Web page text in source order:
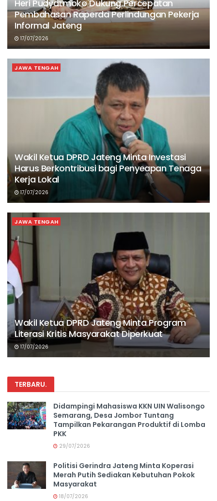
Heri Pudyatmoko Dukung Percepatan
Pembahasan Raperda Perlindungan Pekerja
Informal Jateng
17/07/2026
JAWA TENGAH
Wakil Ketua DPRD Jateng Minta Investasi
Harus Berkontribusi bagi Penyeapan Tenaga
Kerja Lokal
17/07/2026
JAWA TENGAH
Wakil Ketua DPRD Jateng Minta Program
Literasi Kritis Masyarakat Diperkuat
17/07/2026
TERBARU.
Didampingi Mahasiswa KKN UIN Walisongo
Semarang, Desa Jombor Tuntang
Tampilkan Pekarangan Produktif di Lomba
PKK
29/07/2026
Politisi Gerindra Jateng Minta Koperasi
Merah Putih Sediakan Kebutuhan Pokok
Masyarakat
18/07/2026